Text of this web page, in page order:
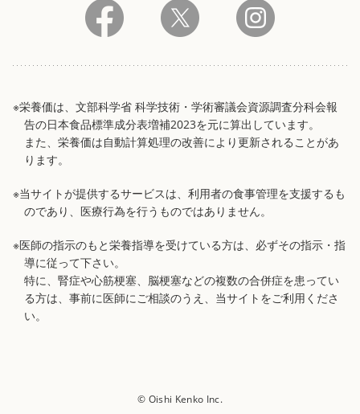
※栄養価は、文部科学省 科学技術・学術審議会資源調査分科会報
告の日本食品標準成分表増補2023を元に算出しています。
また、栄養価は自動計算処理の改善により更新されることがあ
ります。
※当サイトが提供するサービスは、利用者の食事管理を支援するも
のであり、医療行為を行うものではありません。
※医師の指示のもと栄養指導を受けている方は、必ずその指示・指
導に従って下さい。
特に、腎症や心筋梗塞、脳梗塞などの複数の合併症を患ってい
る方は、事前に医師にご相談のうえ、当サイトをご利用くださ
い。
© Oishi Kenko Inc.